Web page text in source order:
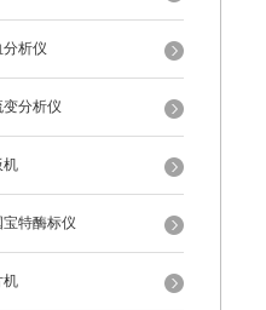
分析仪
变分析仪
机
宝特酶标仪
机